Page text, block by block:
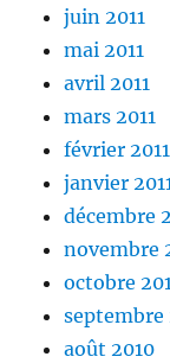
juin 2011
mai 2011
avril 2011
mars 2011
février 2011
janvier
décembre
novembre
octobre
septembre
août 2010